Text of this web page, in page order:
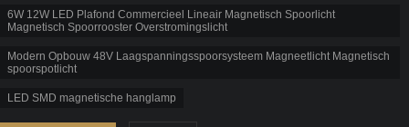
6W 12W LED Plafond Commercieel Lineair Magnetisch Spoorlicht
Magnetisch Spoorrooster Overstromingslicht
Modern Opbouw 48V Laagspanningsspoorsysteem Magneetlicht Magnetisch
spoorspotlicht
LED SMD magnetische hanglamp